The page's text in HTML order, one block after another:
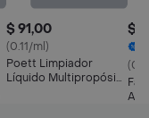
$ 91,00
(0.11/ml)
Poett Limpiador
Líquido Multipropósito
$